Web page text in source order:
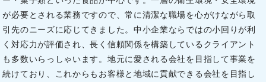
が必要とされる業務ですので、常に清潔な職場を心がけながら取
引先のニーズに応じてきました。中小企業ならではの小回りが利
く対応力が評価され、長く信頼関係を構築しているクライアント
も多数いらっしゃいます。地元に愛される会社を目指して事業を
続けており、これからもお客様と地域に貢献できる会社を目指し